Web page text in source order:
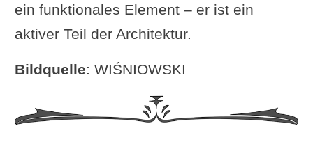
ein funktionales Element – er ist ein
aktiver Teil der Architektur.
Bildquelle: WIŚNIOWSKI